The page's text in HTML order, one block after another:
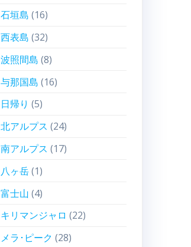
石垣島 (16)
西表島 (32)
波照間島 (8)
与那国島 (16)
日帰り (5)
北アルプス (24)
南アルプス (17)
八ヶ岳(1)
富士山 (4)
キリマンジャロ (22)
メラ･ピーク (28)